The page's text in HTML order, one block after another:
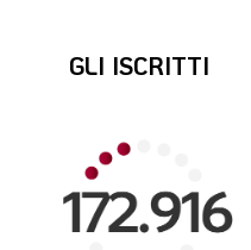
GLI ISCRITTI